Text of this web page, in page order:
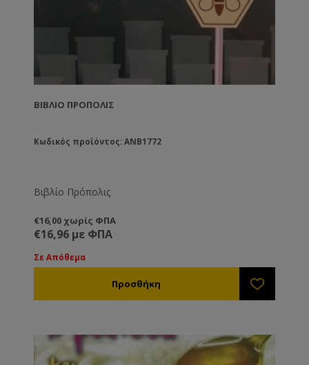
ΒΙΒΛΊΟ ΠΡΟΠΟΛΙΣ
Κωδικός προϊόντος: ANB1772
Βιβλίο Πρόπολις
€16,00 χωρίς ΦΠΑ
€16,96 με ΦΠΑ
Σε Απόθεμα